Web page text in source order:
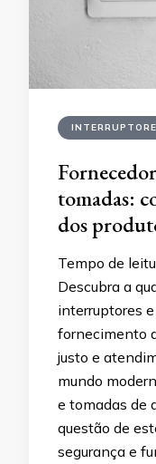
tomadas:
dos
Tempo de
Descubra a
interruptores
fornecimento
justo e
mundo
e tomadas de
questão de
segurança e